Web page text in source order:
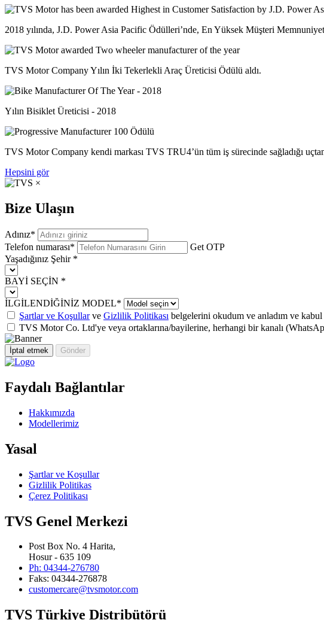
2018 yılında, J.D. Power Asia Pacific Ödülleri’nde, En Yüksek Müşteri
TVS Motor Company Yılın İki Tekerlekli Araç Üreticisi Ödülü aldı.
Yılın Bisiklet Üreticisi - 2018
TVS Motor Company kendi markası TVS TRU4’ün tüm iş sürecinde sağladığı
Hepsini gör
×
Bize Ulaşın
Adınız*
Telefon numarası*
Get OTP
Yaşadığınız Şehir *
BAYİ SEÇİN *
İLGİLENDİĞİNİZ MODEL*
Şartlar ve Koşullarve Gizlilik Politikası belgelerini okudum ve anladım ve
TVS Motor Co. Ltd'ye veya ortaklarına/bayilerine, herhangi bir kanalı
İptal etmek Gönder
Faydalı Bağlantılar
Hakkımızda
Modellerimiz
Yasal
Şartlar ve Koşullar
Gizlilik Politikas
Çerez Politikası
TVS Genel Merkezi
Post Box No. 4 Harita,
Hosur - 635 109
Ph: 04344-276780
Faks: 04344-276878
customercare@tvsmotor.com
TVS Türkiye Distribütörü